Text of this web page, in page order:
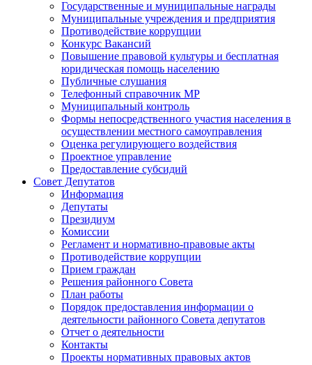
Государственные и муниципальные награды
Муниципальные учреждения и предприятия
Противодействие коррупции
Конкурс Вакансий
Повышение правовой культуры и бесплатная
юридическая помощь населению
Публичные слушания
Телефонный справочник МР
Муниципальный контроль
Формы непосредственного участия населения в
осуществлении местного самоуправления
Оценка регулирующего воздействия
Проектное управление
Предоставление субсидий
Совет Депутатов
Информация
Депутаты
Президиум
Комиссии
Регламент и нормативно-правовые акты
Противодействие коррупции
Прием граждан
Решения районного Совета
План работы
Порядок предоставления информации о
деятельности районного Совета депутатов
Отчет о деятельности
Контакты
Проекты нормативных правовых актов